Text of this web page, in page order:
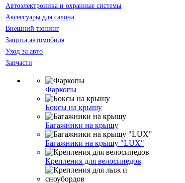
Автоэлектроника и охранные системы
Аксессуары для салона
Внешний тюнинг
Защита автомобиля
Уход за авто
Запчасти
Фаркопы
Боксы на крышу
Багажники на крышу
Багажники на крышу "LUX"
Крепления для велосипедов